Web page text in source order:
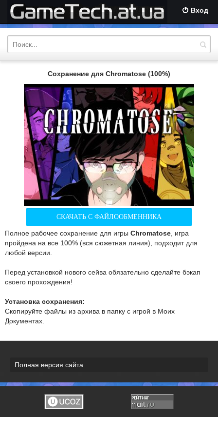
Вход
Сохранение для Chromatose (100%)
СКАЧАТЬ С ФАЙЛООБМЕННИКА
Полное рабочее сохранение для игры Chromatose , игра
пройдена на все 100% (вся сюжетная линия), подходит для
любой версии.
Перед установкой нового сейва обязательно сделайте бэкап
своего прохождения!
Установка сохранения:
Скопируйте файлы из архива в папку с игрой в Моих
Документах.
Полная версия сайта